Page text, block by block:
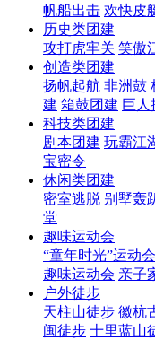
帆船出击 欢快皮
历史类团建
攻打虎牢关 笑傲
创造类团建
扬帆起航 非洲鼓
建 箱鼓团建 巨人
科技类团建
剧本团建 玩霸江
宝密令
休闲类团建
密室逃脱 别墅轰
堂
趣味运动会
“童年时光”运动会
趣味运动会 亲子
户外徒步
天柱山徒步 徽杭
闽徒步 十里蓝山